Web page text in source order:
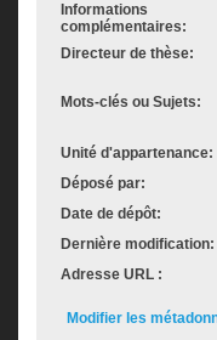
Informations
complémentaires:
Directeur de thèse:
Mots-clés ou Sujets:
Unité d'appartenance:
Déposé par:
Date de dépôt:
Dernière modification:
Adresse URL :
Modifier les